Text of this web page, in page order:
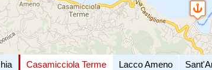
Casamicciola Terme Lacco Ameno